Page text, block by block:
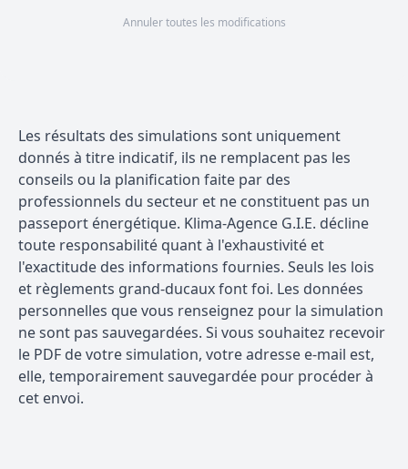
Annuler toutes les modifications
Les résultats des simulations sont uniquement
donnés à titre indicatif, ils ne remplacent pas les
conseils ou la planification faite par des
professionnels du secteur et ne constituent pas un
passeport énergétique. Klima-Agence G.I.E. décline
toute responsabilité quant à l'exhaustivité et
l'exactitude des informations fournies. Seuls les lois
et règlements grand-ducaux font foi. Les données
personnelles que vous renseignez pour la simulation
ne sont pas sauvegardées. Si vous souhaitez recevoir
le PDF de votre simulation, votre adresse e-mail est,
elle, temporairement sauvegardée pour procéder à
cet envoi.